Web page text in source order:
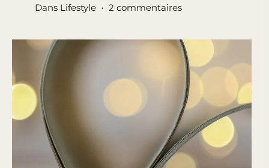
Dans Lifestyle 2 commentaires